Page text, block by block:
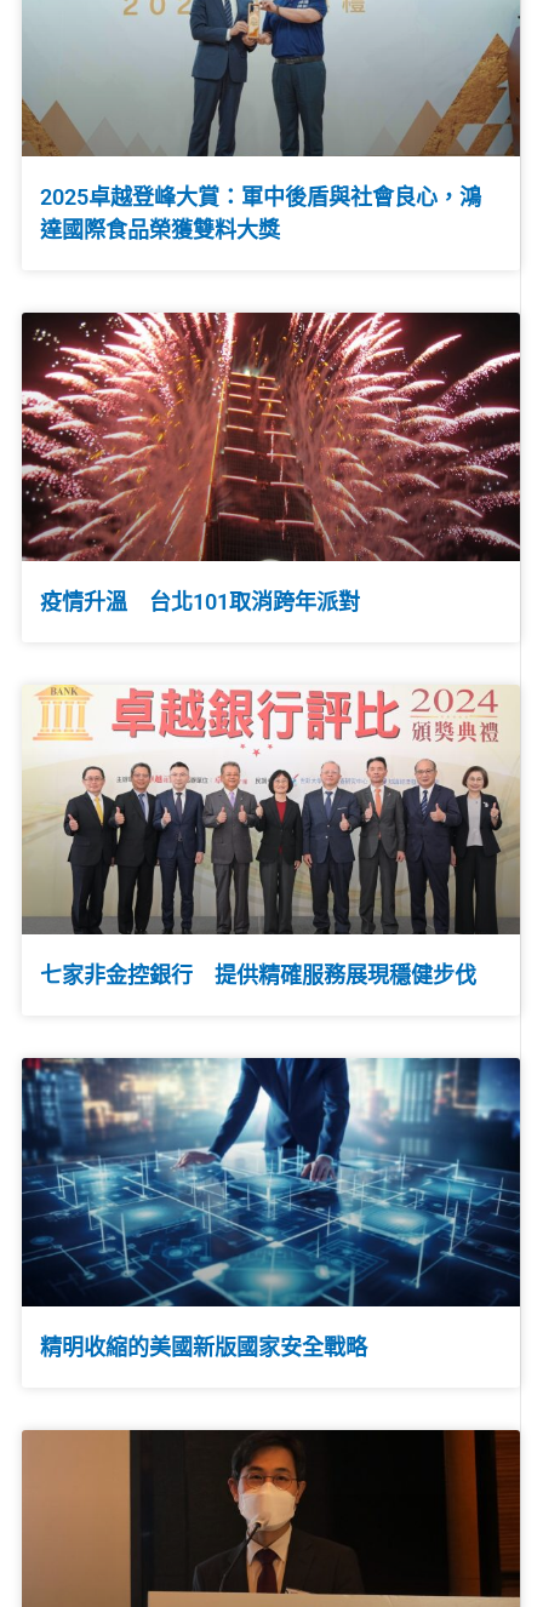
2025卓越登峰大賞：軍中後盾與社會良心，鴻
達國際食品榮獲雙料大獎
疫情升溫 台北101取消跨年派對
七家非金控銀行 提供精確服務展現穩健步伐
精明收縮的美國新版國家安全戰略